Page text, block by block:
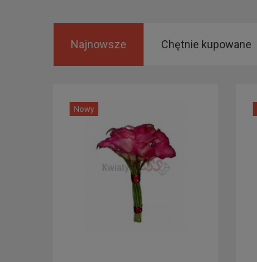
Najnowsze Chętnie kupowane
Nowy